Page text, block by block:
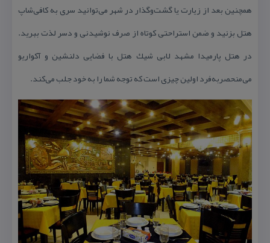
همچنین بعد از زیارت یا گشت‌و‌گذار در شهر می‌توانید سری به كافی‌شاپ
هتل بزنید و ضمن استراحتی كوتاه از صرف نوشیدنی و دسر لذت ببرید.
در هتل پارمیدا مشهد لابی شیك هتل با فضایی دلنشین و آكواریو
می‌منحصربه‌فرد اولین چیزی است كه توجه شما را به خود جلب می‌كند.